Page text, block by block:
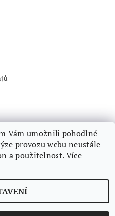
Vám umožnili pohodlné
provozu webu neustále
a použitelnost. Více